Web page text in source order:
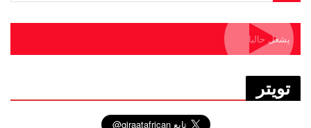
يشغل حاليا
تويتر